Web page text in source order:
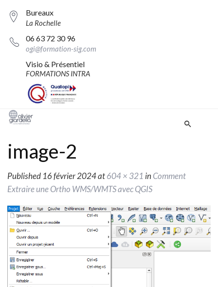
Bureaux
La Rochelle
06 63 72 30 96
ogi@formation-sig.com
Visio & Présentiel
FORMATIONS INTRA
image-2
Published 16 février 2024at604 × 321 inComment
Extraire une Ortho WMS/WMTS avec QGIS